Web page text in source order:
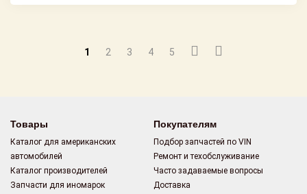
1 2 3 4 5
Товары
Каталог для американских
автомобилей
Каталог производителей
Запчасти для иномарок
Покупателям
Подбор запчастей по VIN
Ремонт и техобслуживание
Часто задаваемые вопросы
Доставка